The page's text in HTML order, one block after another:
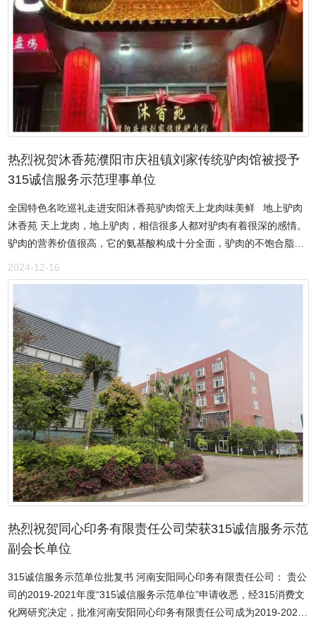
醇、口感清香，被推选为“百佳地方特色产品”。磁县蒲公英产业基地
位于磁县讲武城镇八里冢村西，是以蒲公英标准化种植及产品精深加
工为主导产业深度开发的全产业链基地，集蒲公英的种植、加工、销
售、科研及蒲公英文化推广一二三产融合发展的企业。蒲公英产业基
地严格执行“农资使用标准化、种植管理标准化、技术服务标准化、加
工管理标准化”，实现了从种源、农资使用及日常管理的全程绿色标准
化与科学化。标准化种植制定了《蒲公英标准化种植操作规范》，从
水肥、播种、管理、采收、机械化都制定严格的操作规程，采用蚯蚓
粪、叶面肥、沼液为主要肥料，全程不使用农药、除草剂，确保原料
的优质、生态、安全。精细化加工产品加工全程标准化，全程可追
泽、营养成分与口味的保留与发挥，从而实现蒲公英产品从源头到消
费者的优质、营养、安全。蒲公英产业基地与华北制药集团、杭州茶
研所、河北工程大学、邯郸农科院、邯郸职业技术学院等大专院校深
入开展了产学研合作，先后研发了蒲公英叶茶、蒲公英根茶、蒲公英
红茶、蒲公英挂面、蒲公英含片、蒲公英冻菜、蒲公英提取物等系列
叶茶、蒲公英根茶、蒲公英鲜叶、蒲公英干根、蒲公英干叶等5个产
品，凭借优异的品质，经过层层严格检测，通过了中国绿色食品发展
中心的终审，符合绿色食品A级标准，荣获国家农业农村部绿色食品
认证并颁发绿色食品证书。邯郸金益农生物科技开发有限公司先后被
授予“国家级高新技术企业”、“河北省扶贫龙头企业”、“河北省科技新
型研发机构”、“河北省四个一科技示范基地”、“邯郸市农业产业化重点
龙头企业”、“邯郸市蒲公英产业技术创新战略联盟”、“邯郸市蒲公英技
术创新中心”。蒲公英是中国常见的野生蔬菜和中草药，2002年被国
家卫生部定为药食兼用品种，有“天然抗生素”之称。据《本草纲目》
记载，蒲公英性平味甘微苦，有清热解毒、消痫散结、保肝护胆、温
中养胃、润肠通便、排毒散瘀、消炎杀菌、通乳益精、利咳化痰及养
兼用的植物。下面带大家了解一下蒲公英制作的各种美食。蒲公英拌
豆干蒲公英豆皮卷蒲公英沙拉蒲公英拌桃仁麻酱蒲公英蒲公英花梗炒
窝头蒲公英菜团子蒲公英包子蒲公英饺子蒲公英猪肝汤蒲公英的美食
盛宴让人胃口大开！每种味道在口腔中都是一次奇妙体验，清新甜
美、健康养生。金益农公司始终坚持以质量兴农、绿色兴农为发展理
热烈祝贺沐香苑濮阳市庆祖镇刘家传统驴肉馆被授予
315诚信服务示范理事单位
全国特色名吃巡礼走进安阳沐香苑驴肉馆天上龙肉味美鲜 地上驴肉
沐香苑 天上龙肉，地上驴肉，相信很多人都对驴肉有着很深的感情。
驴肉的营养价值很高，它的氨基酸构成十分全面，驴肉的不饱合脂肪
肉、牛肉。位于河南省安阳市的沐香苑濮阳市庆祖镇刘家传统驴肉馆
得到顾客的好评。 关于驴肉，也有一个历史传说。有一天，八仙之一
的张果老，途径花果山下的一个山村。见此地春光明媚、桃花满山、
泉水清澈，他便情不自禁地跳下驴背，手拿缰绳，一边沿着小路前行
一边欣赏四周风景。忽然，一群村民从后追上来，诬陷他的驴吃了田
间的麦苗。张果老解释半天，也没人相信。无奈，他只好让村民拿了
屠刀，把驴子的腹部剖开，让村民查看。驴腹内没有一根麦苗，村民
们你看我，我瞧你，大眼瞪小眼。真相大白后，张果老索回驴皮，用
手一拍，毛驴又活了过来。此情此景，惊呆了众乡亲，大家齐跪在
地，挡住神仙的道路，央求神仙宽恕，从此这个小山村就被称作挡驴
村，天长日久，改为今天的当路村。当时，张果老见道路被挡，便倒
骑着毛驴，加鞭快跑，边跑边喊：“驴肉可香啦！天上的龙肉，地上的
驴肉。” 一个百年品牌的树立，非一朝一夕之功。在品牌广为人知之
前，就已经经历了数代人、数十年甚至上百年的摸索、研制、配方
等，然后在那个传播基本靠口的时代，品牌就是靠人传人的方式，慢
于现在的这个地方的从业者。它累积了数百年之功，每一个从业者，
所能做的，就是遵循这个招牌食品特殊的加工程序，严格依照流传下
的加工方法，从物料选择开始，就要恪守祖方。 食品安全问题，一直
2024-12-16
热烈祝贺同心印务有限责任公司荣获315诚信服务示范
副会长单位
315诚信服务示范单位批复书 河南安阳同心印务有限责任公司： 贵公
司的2019-2021年度“315诚信服务示范单位”申请收悉，经315消费文
化网研究决定，批准河南安阳同心印务有限责任公司成为2019-2021